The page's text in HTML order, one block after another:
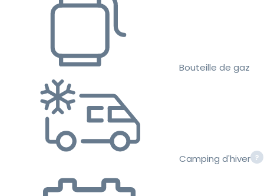
Bouteille de gaz
Camping d'hiver